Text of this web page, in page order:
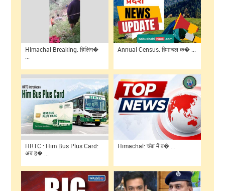
Himachal Breaking: हिलिंग�
Annual Census: हिमाचल क� ...
HRTC : Him Bus Plus Card:
अब ह� ...
Himachal: चंबा में ब� ...